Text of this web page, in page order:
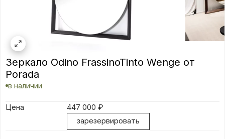
Зеркало Odino FrassinoTinto Wenge от
Porada
в наличии
Цена 447 000 ₽
зарезервировать